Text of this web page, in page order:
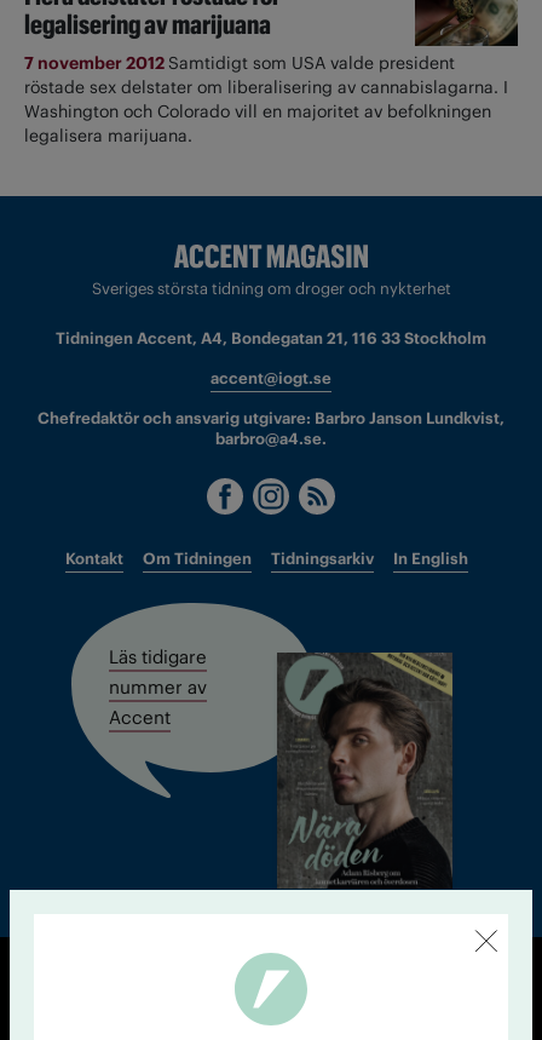
legalisering av marijuana
7 november 2012 Samtidigt som USA valde president
röstade sex delstater om liberalisering av cannabislagarna. I
Washington och Colorado vill en majoritet av befolkningen
legalisera marijuana.
Sveriges största tidning om droger och nykterhet
Tidningen Accent, A4, Bondegatan 21, 116 33 Stockholm
accent@iogt.se
Chefredaktör och ansvarig utgivare: Barbro Janson Lundkvist,
barbro@a4.se.
Kontakt Om Tidningen Tidningsarkiv In English
Läs tidigare
nummer av
Accent
© Tidningen Accent 2026
Personuppgiftspolicy